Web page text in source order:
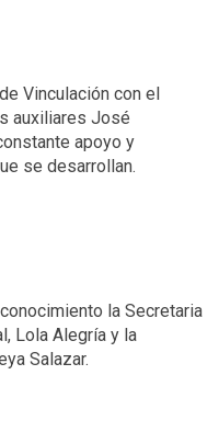
Vinculación con el
auxiliares José
apoyo y
se desarrollan.
la Secretaria
Lola Alegría y la
Salazar.